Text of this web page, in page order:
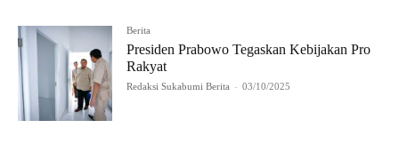
Berita
Presiden Prabowo Tegaskan Kebijakan Pro
Rakyat
Redaksi Sukabumi Berita - 03/10/2025